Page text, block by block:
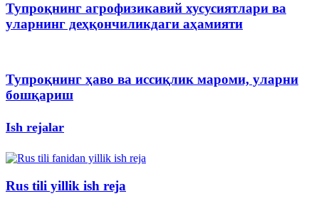
Тупроқнинг агрофизикавий хусусиятлари ва
уларнинг деҳқончиликдаги аҳамияти
Тупроқнинг ҳаво ва иссиқлик мароми, уларни
бошқариш
Ish rejalar
Rus tili yillik ish reja